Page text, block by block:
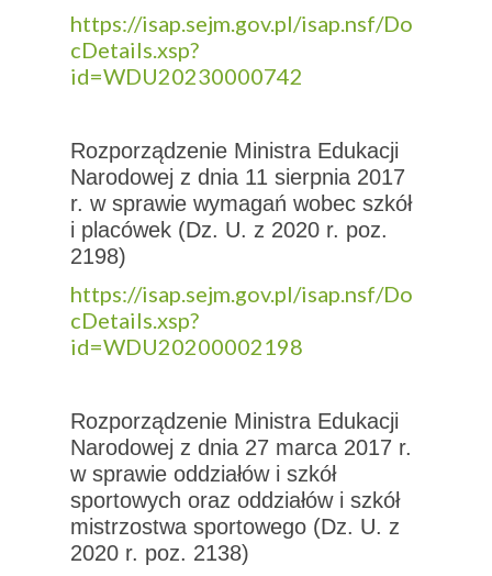
https://isap.sejm.gov.pl/isap.nsf/Do
cDetails.xsp?
id=WDU20230000742
Rozporządzenie Ministra Edukacji
Narodowej z dnia 11 sierpnia 2017
r. w sprawie wymagań wobec szkół
i placówek (Dz. U. z 2020 r. poz.
2198)
https://isap.sejm.gov.pl/isap.nsf/Do
cDetails.xsp?
id=WDU20200002198
Rozporządzenie Ministra Edukacji
Narodowej z dnia 27 marca 2017 r.
w sprawie oddziałów i szkół
sportowych oraz oddziałów i szkół
mistrzostwa sportowego (Dz. U. z
2020 r. poz. 2138)